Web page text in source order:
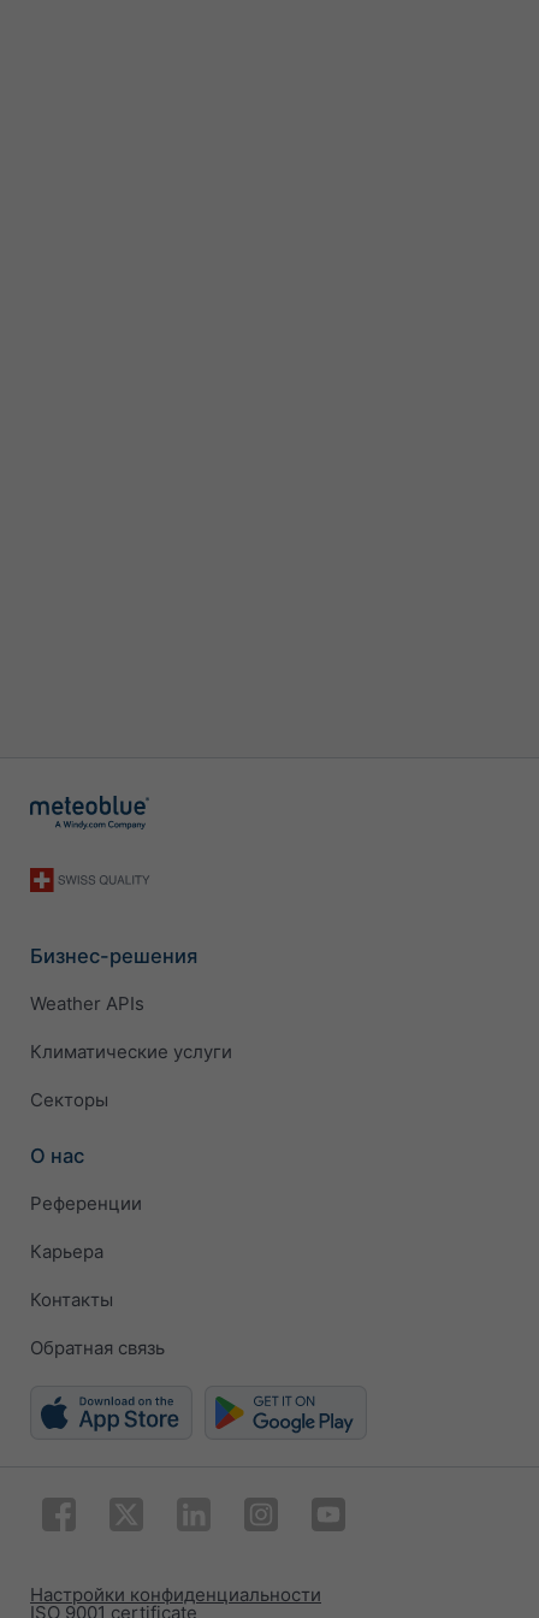
Бизнес-решения
Weather APIs
Климатические услуги
Секторы
О нас
Референции
Карьера
Контакты
Обратная связь
ISO 9001 certificate
Настройки конфиденциальности